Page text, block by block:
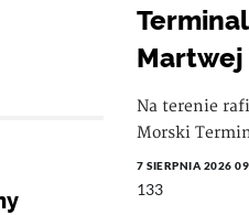
Martwej
Na terenie
Morski
7 SIERPNIA 2026
133